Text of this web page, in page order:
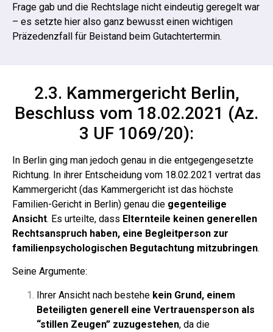
Frage gab und die Rechtslage nicht eindeutig geregelt war
– es setzte hier also ganz bewusst einen wichtigen
Präzedenzfall für Beistand beim Gutachtertermin.
2.3. Kammergericht Berlin,
Beschluss vom 18.02.2021 (Az.
3 UF 1069/20):
In Berlin ging man jedoch genau in die entgegengesetzte
Richtung. In ihrer Entscheidung vom 18.02.2021 vertrat das
Kammergericht (das Kammergericht ist das höchste
Familien-Gericht in Berlin) genau die gegenteilige
Ansicht. Es urteilte, dass Elternteile keinen generellen
Rechtsanspruch haben, eine Begleitperson zur
familienpsychologischen Begutachtung mitzubringen.
Seine Argumente:
Ihrer Ansicht nach bestehe kein Grund, einem
Beteiligten generell eine Vertrauensperson als
“stillen Zeugen” zuzugestehen, da die